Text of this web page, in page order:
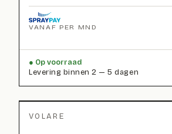
VANAF PER MND
Op voorraad
Levering binnen 2 — 5 dagen
VOLARE